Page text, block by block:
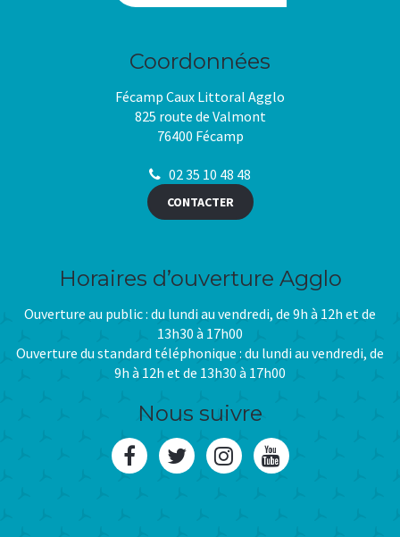
Coordonnées
Fécamp Caux Littoral Agglo
825 route de Valmont
76400 Fécamp
02 35 10 48 48
CONTACTER
Horaires d’ouverture Agglo
Ouverture au public : du lundi au vendredi, de 9h à 12h et de
13h30 à 17h00
Ouverture du standard téléphonique : du lundi au vendredi, de
9h à 12h et de 13h30 à 17h00
Nous suivre
Lien Lien Lien Lien